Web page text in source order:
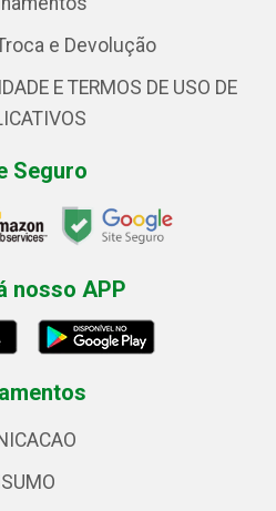
e Devolução
E TERMOS DE USO DE
Seguro
nosso APP